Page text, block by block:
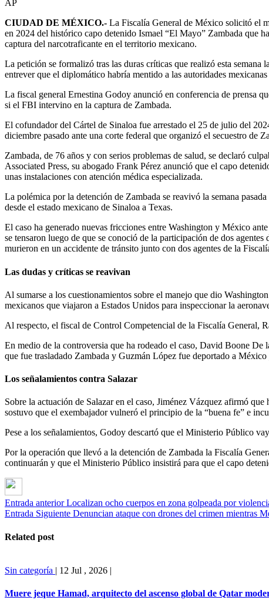
AP
CIUDAD DE MÉXICO.- La Fiscalía General de México solicitó el
en 2024 del histórico capo detenido Ismael “El Mayo” Zambada que
captura del narcotraficante en el territorio mexicano.
La petición se formalizó tras las duras críticas que realizó esta
entrever que el diplomático habría mentido a las autoridades
La fiscal general Ernestina Godoy anunció en conferencia de prensa
si el FBI intervino en la captura de Zambada.
El cofundador del Cártel de Sinaloa fue arrestado el 25 de julio del
diciembre pasado ante una corte federal que organizó el secuestro de
Zambada, de 76 años y con serios problemas de salud, se declaró
Associated Press, su abogado Frank Pérez anunció que el capo
unas instalaciones con atención médica especializada.
La polémica por la detención de Zambada se reavivó la semana
desde el estado mexicano de Sinaloa a Texas.
El caso ha generado nuevas fricciones entre Washington y México
se tensaron luego de que se conoció de la participación de dos
murieron en un accidente de tránsito junto con dos agentes de la
Las dudas y críticas se reavivan
Al sumarse a los cuestionamientos sobre el manejo que dio
mexicanos que viajaron a Estados Unidos para inspeccionar la
Al respecto, el fiscal de Control Competencial de la Fiscalía General,
En medio de la controversia que ha rodeado el caso, David Boone
que fue trasladado Zambada y Guzmán López fue deportado a
Los señalamientos contra Salazar
Sobre la actuación de Salazar en el caso, Jiménez Vázquez afirmó
sostuvo que el exembajador vulneró el principio de la “buena fe” e
Pese a los señalamientos, Godoy descartó que el Ministerio Público
Por la operación que llevó a la detención de Zambada la Fiscalía
continuarán y que el Ministerio Público insistirá para que el capo
Entrada anterior Localizan ocho cuerpos en zona golpeada por
Entrada Siguiente Denuncian ataque con drones del crimen mientras
Related post
Sin categoría | 12 Jul , 2026 |
Muere jeque Hamad, arquitecto del ascenso global de Qatar